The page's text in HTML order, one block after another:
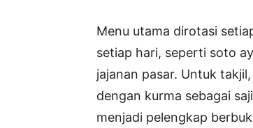
Menu utama dirotasi
setiap hari, seperti soto
jajanan pasar. Untuk
dengan kurma sebagai
menjadi pelengkap